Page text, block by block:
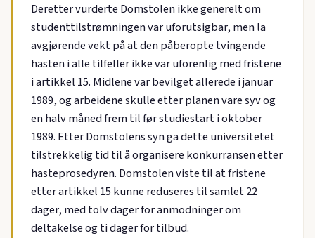
Deretter vurderte Domstolen ikke generelt om
studenttilstrømningen var uforutsigbar, men la
avgjørende vekt på at den påberopte tvingende
hasten i alle tilfeller ikke var uforenlig med fristene
i artikkel 15. Midlene var bevilget allerede i januar
1989, og arbeidene skulle etter planen vare syv og
en halv måned frem til før studiestart i oktober
1989. Etter Domstolens syn ga dette universitetet
tilstrekkelig tid til å organisere konkurransen etter
hasteprosedyren. Domstolen viste til at fristene
etter artikkel 15 kunne reduseres til samlet 22
dager, med tolv dager for anmodninger om
deltakelse og ti dager for tilbud.